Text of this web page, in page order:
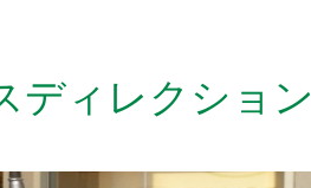
ディレクション